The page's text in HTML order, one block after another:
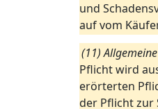
und
auf vom
(11)
Pflicht wird
erörterten
der Pflicht zur